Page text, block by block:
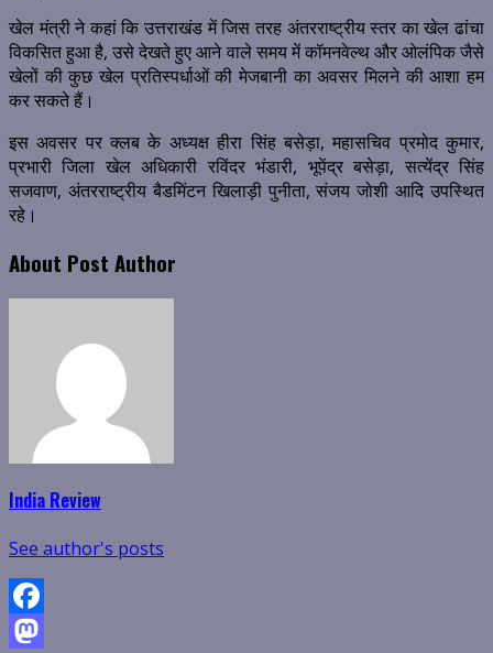
खेल मंत्री ने कहां कि उत्तराखंड में जिस तरह अंतरराष्ट्रीय स्तर का खेल ढांचा
विकसित हुआ है, उसे देखते हुए आने वाले समय में कॉमनवेल्थ और ओलंपिक जैसे
खेलों की कुछ खेल प्रतिस्पर्धाओं की मेजबानी का अवसर मिलने की आशा हम
कर सकते हैं।
इस अवसर पर क्लब के अध्यक्ष हीरा सिंह बसेड़ा, महासचिव प्रमोद कुमार,
प्रभारी जिला खेल अधिकारी रविंदर भंडारी, भूपेंद्र बसेड़ा, सत्येंद्र सिंह
सजवाण, अंतरराष्ट्रीय बैडमिंटन खिलाड़ी पुनीता, संजय जोशी आदि उपस्थित
रहे।
About Post Author
India Review
See author's posts
Facebook